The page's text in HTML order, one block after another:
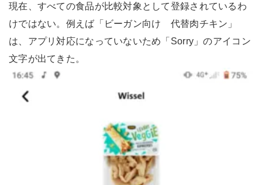
現在、すべての食品が比較対象として登録されているわ
けではない。例えば「ビーガン向け 代替肉チキン」
は、アプリ対応になっていないため「Sorry」のアイコン
文字が出てきた。